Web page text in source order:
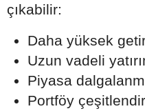
çıkabilir:
Daha yüksek
Uzun vadeli
Piyasa
Portföy